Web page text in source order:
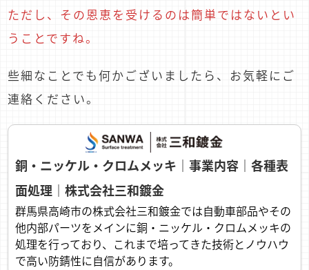
ただし、その恩恵を受けるのは簡単ではないとい
うことですね。
些細なことでも何かございましたら、お気軽にご
連絡ください。
銅・ニッケル・クロムメッキ｜事業内容｜各種表
面処理｜株式会社三和鍍金
群馬県高崎市の株式会社三和鍍金では自動車部品やその
他内部パーツをメインに銅・ニッケル・クロムメッキの
処理を行っており、これまで培ってきた技術とノウハウ
で高い防錆性に自信があります。